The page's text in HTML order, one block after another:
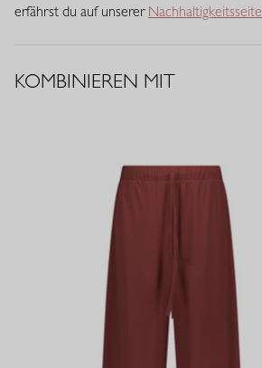
erfährst du auf unserer Nachhaltigkeitsseite
KOMBINIEREN MIT